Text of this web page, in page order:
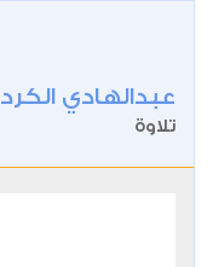
عبدالهادي
تلاوة